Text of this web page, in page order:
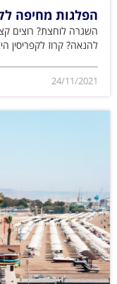
הפלגות מחיפה
השגרה לוחצת? רוצים
להנאה? קרוז לקפריסין
24/11/2021